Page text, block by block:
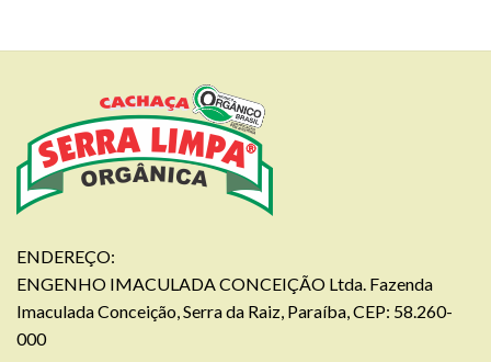
ENDEREÇO:
ENGENHO IMACULADA CONCEIÇÃO Ltda. Fazenda
Imaculada Conceição, Serra da Raiz, Paraíba, CEP: 58.260-
000